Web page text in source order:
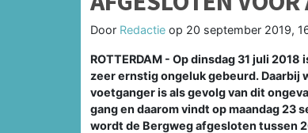
Door Redactie op 20 september 2019,
ROTTERDAM - Op dinsdag 31 juli
zeer ernstig ongeluk gebeurd. Daarbij
voetganger is als gevolg van dit
gang en daarom vindt op maandag
wordt de Bergweg afgesloten tussen